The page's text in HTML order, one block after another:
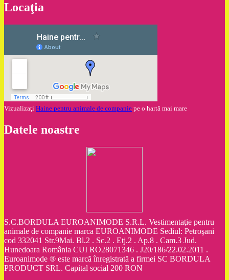
Locaţia
Vizualizaţi Haine pentru animale de companie pe o hartă mai mare
Datele noastre
S.C.BORDULA EUROANIMODE S.R.L. Vestimentaţie pentru
animale de companie marca EUROANIMODE Sediul: Petroşani
cod 332041 Str.9Mai. Bl.2 . Sc.2 . Etj.2 . Ap.8 . Cam.3 Jud.
Hunedoara România CUI RO28071346 . J20/186/22.02.2011 .
Euroanimode ® este marcă înregistrată a firmei SC BORDULA
PRODUCT SRL. Capital social 200 RON